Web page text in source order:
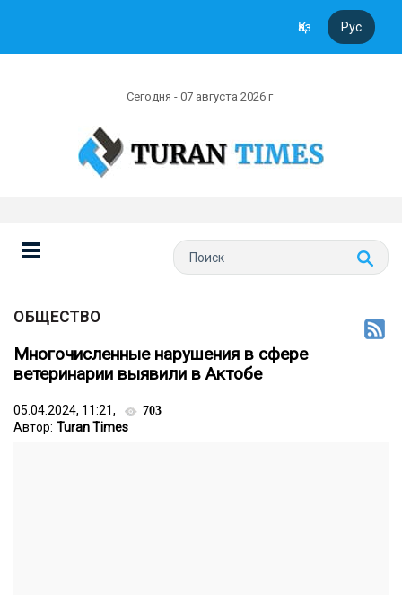
Қаз Рус
Сегодня - 07 августа 2026 г
ОБЩЕСТВО
Многочисленные нарушения в сфере
ветеринарии выявили в Актобе
05.04.2024, 11:21, 703
Автор: Turan Times